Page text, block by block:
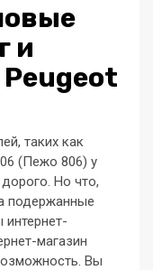
и
таких как
(Пежо 806) у
Но что,
подержанные
магазин
Вы